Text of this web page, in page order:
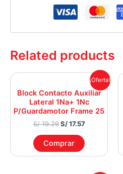
Related products
¡Oferta!
Block Contacto Auxiliar
Lateral 1Na+ 1Nc
P/Guardamotor Frame 25
S/19.29
was:
S/ 19.29.
S/17.57
Current
price
is:
S/ 17.57.
Comprar